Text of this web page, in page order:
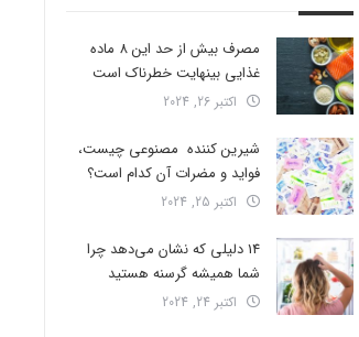
مصرف بیش از حد این 8 ماده
غذایی بینهایت خطرناک است
اکتبر 26, 2024
شیرین کننده مصنوعی چیست،
فواید و مضرات آن کدام است؟
اکتبر 25, 2024
14 دلیلی که نشان می‌دهد چرا
شما همیشه گرسنه هستید
اکتبر 24, 2024